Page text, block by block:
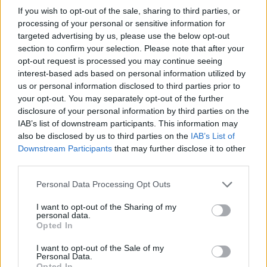
If you wish to opt-out of the sale, sharing to third parties, or
processing of your personal or sensitive information for
targeted advertising by us, please use the below opt-out
section to confirm your selection. Please note that after your
opt-out request is processed you may continue seeing
interest-based ads based on personal information utilized by
us or personal information disclosed to third parties prior to
your opt-out. You may separately opt-out of the further
disclosure of your personal information by third parties on the
IAB’s list of downstream participants. This information may
also be disclosed by us to third parties on the IAB’s List of
Downstream Participants that may further disclose it to other
Personal Data Processing Opt Outs
I want to opt-out of the Sharing of my
personal data.
Opted In
I want to opt-out of the Sale of my
Personal Data.
ΔΕΙΤΕ ΕΠΙΣΗΣ
ΣΤΗΝ ΙΔΙΑ ΚΑΤΗΓΟΡΙΑ
Ιωάννα Τούνη: Τα 33α γενέθλιά
της στις Μαλδίβες και η
έκπληξη που δεν περίμενε στο
00:01
Η γνωστή influencer γιορτάζει τα
γενέθλιά της σε ονειρικό resort με τον